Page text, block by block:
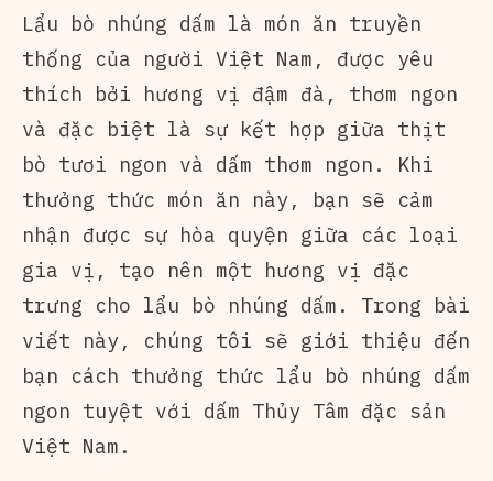
Lẩu bò nhúng dấm là món ăn truyền
thống của người Việt Nam, được yêu
thích bởi hương vị đậm đà, thơm ngon
và đặc biệt là sự kết hợp giữa thịt
bò tươi ngon và dấm thơm ngon. Khi
thưởng thức món ăn này, bạn sẽ cảm
nhận được sự hòa quyện giữa các loại
gia vị, tạo nên một hương vị đặc
trưng cho lẩu bò nhúng dấm. Trong bài
viết này, chúng tôi sẽ giới thiệu đến
bạn cách thưởng thức lẩu bò nhúng dấm
ngon tuyệt với dấm Thủy Tâm đặc sản
Việt Nam.